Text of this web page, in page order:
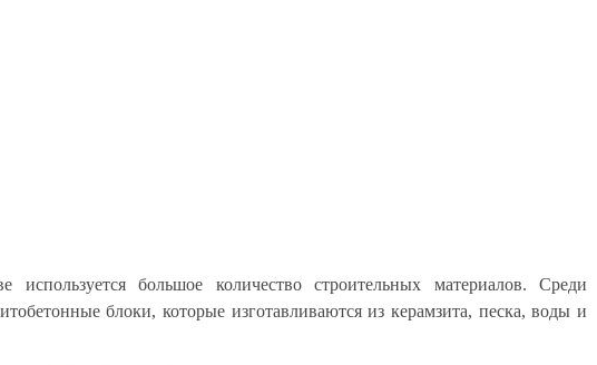
используется большое количество строительных материалов. Среди
блоки, которые изготавливаются из керамзита, песка, воды и